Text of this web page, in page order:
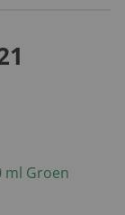
ml Groen